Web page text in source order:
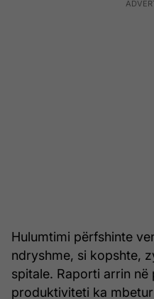
Hulumtimi përfshinte
ndryshme, si kopshte,
spitale. Raporti arrin në
produktiviteti ka